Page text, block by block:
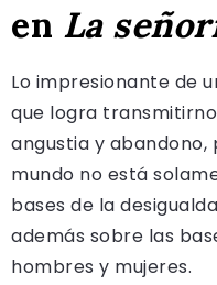
en La
Lo impresionante de
que logra
angustia y abandono,
mundo no está
bases de la
además sobre las
hombres y mujeres.